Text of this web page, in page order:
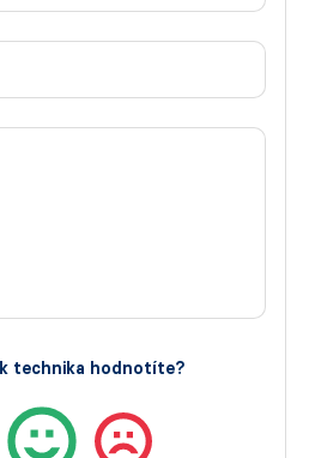
technika hodnotíte?